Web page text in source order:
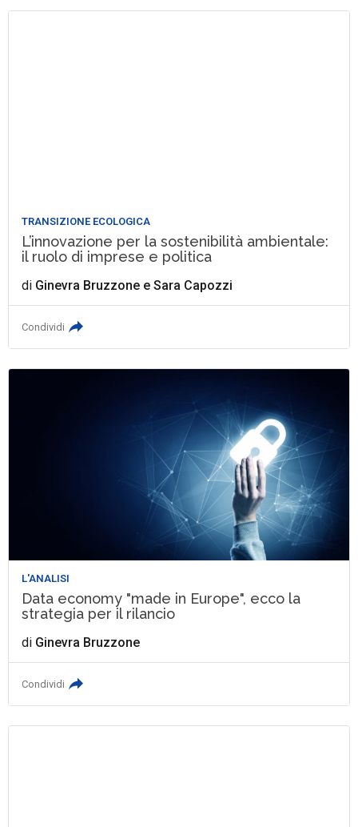
TRANSIZIONE ECOLOGICA
L’innovazione per la sostenibilità ambientale:
il ruolo di imprese e politica
di Ginevra Bruzzone eSara Capozzi
Condividi
L'ANALISI
Data economy "made in Europe", ecco la
strategia per il rilancio
di Ginevra Bruzzone
Condividi